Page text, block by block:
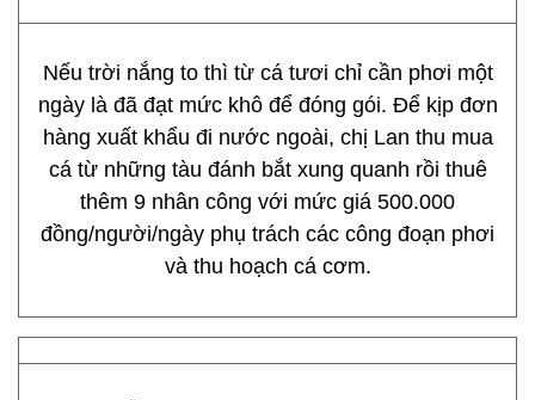
Nếu trời nắng to thì từ cá tươi chỉ cần phơi một
ngày là đã đạt mức khô để đóng gói. Để kịp đơn
hàng xuất khẩu đi nước ngoài, chị Lan thu mua
cá từ những tàu đánh bắt xung quanh rồi thuê
thêm 9 nhân công với mức giá 500.000
đồng/người/ngày phụ trách các công đoạn phơi
và thu hoạch cá cơm.